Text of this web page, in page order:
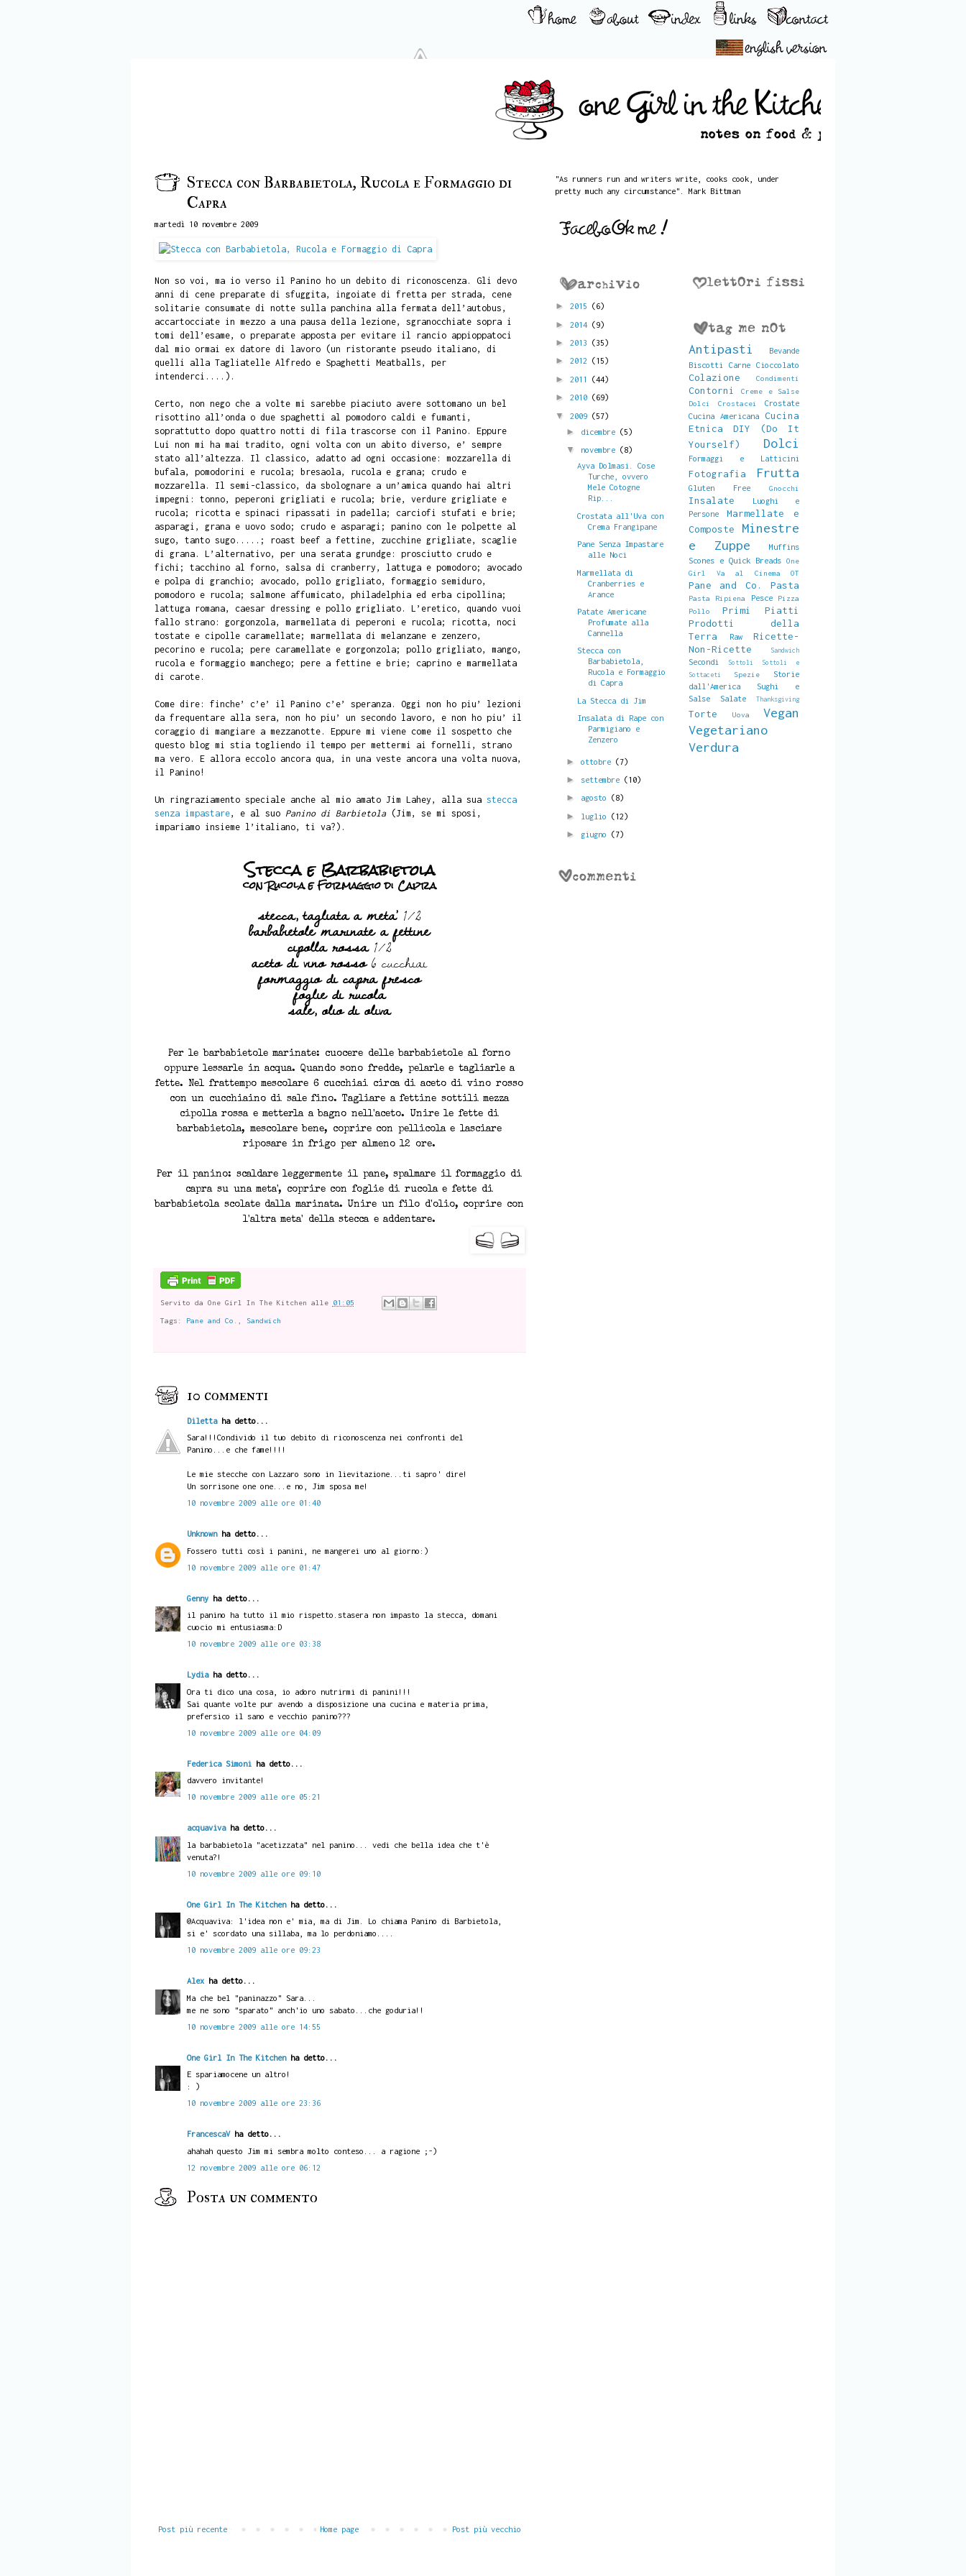
Stecca con Barbabietola, Rucola e Formaggio di
Capra
martedì 10 novembre 2009
Non so voi, ma io verso il Panino ho un debito di riconoscenza. Gli devo
anni di cene preparate di sfuggita, ingoiate di fretta per strada, cene
solitarie consumate di notte sulla panchina alla fermata dell’autobus,
accartocciate in mezzo a una pausa della lezione, sgranocchiate sopra i
tomi dell’esame, o preparate apposta per evitare il rancio appioppatoci
dal mio ormai ex datore di lavoro (un ristorante pseudo italiano, di
quelli alla Tagliatelle Alfredo e Spaghetti Meatballs, per
intenderci....).
Certo, non nego che a volte mi sarebbe piaciuto avere sottomano un bel
risottino all’onda o due spaghetti al pomodoro caldi e fumanti,
soprattutto dopo quattro notti di fila trascorse con il Panino. Eppure
Lui non mi ha mai tradito, ogni volta con un abito diverso, e’ sempre
stato all’altezza. Il classico, adatto ad ogni occasione: mozzarella di
bufala, pomodorini e rucola; bresaola, rucola e grana; crudo e
mozzarella. Il semi-classico, da sbolognare a un’amica quando hai altri
impegni: tonno, peperoni grigliati e rucola; brie, verdure grigliate e
rucola; ricotta e spinaci ripassati in padella; carciofi stufati e brie;
asparagi, grana e uovo sodo; crudo e asparagi; panino con le polpette al
sugo, tanto sugo.....; roast beef a fettine, zucchine grigliate, scaglie
di grana. L’alternativo, per una serata grundge: prosciutto crudo e
fichi; tacchino al forno, salsa di cranberry, lattuga e pomodoro; avocado
e polpa di granchio; avocado, pollo grigliato, formaggio semiduro,
pomodoro e rucola; salmone affumicato, philadelphia ed erba cipollina;
lattuga romana, caesar dressing e pollo grigliato. L’eretico, quando vuoi
fallo strano: gorgonzola, marmellata di peperoni e rucola; ricotta, noci
tostate e cipolle caramellate; marmellata di melanzane e zenzero,
pecorino e rucola; pere caramellate e gorgonzola; pollo grigliato, mango,
rucola e formaggio manchego; pere a fettine e brie; caprino e marmellata
di carote.
Come dire: finche’ c’e’ il Panino c’e’ speranza. Oggi non ho piu’ lezioni
da frequentare alla sera, non ho piu’ un secondo lavoro, e non ho piu’ il
coraggio di mangiare a mezzanotte. Eppure mi viene come il sospetto che
questo blog mi stia togliendo il tempo per mettermi ai fornelli, strano
ma vero. E allora eccolo ancora qua, in una veste ancora una volta nuova,
il Panino!
Un ringraziamento speciale anche al mio amato Jim Lahey, alla sua stecca
senza impastare, e al suo Panino di Barbietola(Jim, se mi sposi,
impariamo insieme l’italiano, ti va?).
Stecca e Barbabietola
con Rucola e Formaggio di Capra
stecca, tagliata a meta'1/2
barbabietole marinate a fettine
cipolla rossa1/2
aceto di vino rosso6 cucchiai
formaggio di capra fresco
foglie di rucola
sale, olio di oliva
Per le barbabietole marinate: cuocere delle barbabietole al forno
oppure lessarle in acqua. Quando sono fredde, pelarle e tagliarle a
fette. Nel frattempo mescolare 6 cucchiai circa di aceto di vino rosso
con un cucchiaino di sale fino. Tagliare a fettine sottili mezza
cipolla rossa e metterla a bagno nell'aceto. Unire le fette di
barbabietola, mescolare bene, coprire con pellicola e lasciare
riposare in frigo per almeno 12 ore.
Per il panino: scaldare leggermente il pane, spalmare il formaggio di
capra su una meta', coprire con foglie di rucola e fette di
barbabietola scolate dalla marinata. Unire un filo d'olio, coprire con
l'altra meta' della stecca e addentare.
Servito da One Girl In The Kitchen alle 01:05
Tags: Pane and Co. , Sandwich
10 commenti
Dilettaha detto...
Sara!!!Condivido il tuo debito di riconoscenza nei confronti del
Panino...e che fame!!!!
Le mie stecche con Lazzaro sono in lievitazione...ti sapro' dire!
Un sorrisone one one...e no, Jim sposa me!
10 novembre 2009 alle ore 01:40
Unknownha detto...
Fossero tutti così i panini, ne mangerei uno al giorno:)
10 novembre 2009 alle ore 01:47
Gennyha detto...
il panino ha tutto il mio rispetto.stasera non impasto la stecca, domani
cuocio mi entusiasma:D
10 novembre 2009 alle ore 03:38
Lydiaha detto...
Ora ti dico una cosa, io adoro nutrirmi di panini!!!
Sai quante volte pur avendo a disposizione una cucina e materia prima,
prefersico il sano e vecchio panino???
10 novembre 2009 alle ore 04:09
Federica Simoniha detto...
davvero invitante!
10 novembre 2009 alle ore 05:21
acquavivaha detto...
la barbabietola "acetizzata" nel panino... vedi che bella idea che t'è
venuta?!
10 novembre 2009 alle ore 09:10
One Girl In The Kitchenha detto...
@Acquaviva: l'idea non e' mia, ma di Jim. Lo chiama Panino di Barbietola,
si e' scordato una sillaba, ma lo perdoniamo....
10 novembre 2009 alle ore 09:23
Alexha detto...
Ma che bel "paninazzo" Sara...
me ne sono "sparato" anch'io uno sabato...che goduria!!
10 novembre 2009 alle ore 14:55
One Girl In The Kitchenha detto...
E spariamocene un altro!
: )
10 novembre 2009 alle ore 23:36
FrancescaVha detto...
ahahah questo Jim mi sembra molto conteso... a ragione ;-)
12 novembre 2009 alle ore 06:12
Posta un commento
Post più recente Post più vecchio
Home page
"As runners run and writers write, cooks cook, under
pretty much any circumstance". Mark Bittman
► 2015 (6)
► 2014 (9)
► 2013 (35)
► 2012 (15)
► 2011 (44)
► 2010 (69)
▼ 2009 (57)
► dicembre (5)
▼ novembre (8)
Ayva Dolmasi. Cose
Turche, ovvero
Mele Cotogne
Rip...
Crostata all'Uva con
Crema Frangipane
Pane Senza Impastare
alle Noci
Marmellata di
Cranberries e
Arance
Patate Americane
Profumate alla
Cannella
Stecca con
Barbabietola,
Rucola e Formaggio
di Capra
La Stecca di Jim
Insalata di Rape con
Parmigiano e
Zenzero
► ottobre (7)
► settembre (10)
► agosto (8)
► luglio (12)
► giugno (7)
Antipasti
Bevande
Biscotti
Carne Cioccolato
Colazione Condimenti
Contorni
Creme e Salse
Dolci
Crostacei
Crostate
Cucina Americana
Cucina
Etnica
DIY (Do It
Yourself)
Dolci
Formaggi e Latticini
Fotografia Frutta
Gluten Free Gnocchi
Insalate
Luoghi e
Persone
Marmellate e
Composte
Minestre
e Zuppe
Muffins
Scones e Quick Breads One
Girl Va al Cinema
OT
Pane and Co. Pasta
Pasta Ripiena Pesce
Pizza
Pollo
Primi Piatti
Prodotti della
Terra
Raw
Ricette-
Non-Ricette
Sandwich
Secondi Sottoli
Sottoli e
Sottaceti
Spezie
Storie
dall'America
Sughi e
Salse Salate
Thanksgiving
Torte Uova
Vegan
Vegetariano
Verdura